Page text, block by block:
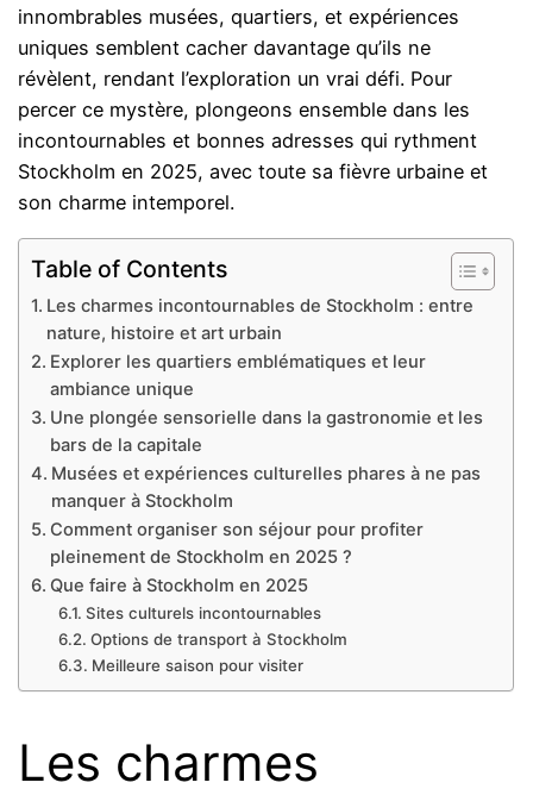
innombrables musées, quartiers, et expériences
uniques semblent cacher davantage qu’ils ne
révèlent, rendant l’exploration un vrai défi. Pour
percer ce mystère, plongeons ensemble dans les
incontournables et bonnes adresses qui rythment
Stockholm en 2025, avec toute sa fièvre urbaine et
son charme intemporel.
Table of Contents
Les charmes incontournables de Stockholm : entre
nature, histoire et art urbain
Explorer les quartiers emblématiques et leur
ambiance unique
Une plongée sensorielle dans la gastronomie et les
bars de la capitale
Musées et expériences culturelles phares à ne pas
manquer à Stockholm
Comment organiser son séjour pour profiter
pleinement de Stockholm en 2025 ?
Que faire à Stockholm en 2025
Sites culturels incontournables
Options de transport à Stockholm
Meilleure saison pour visiter
Les charmes